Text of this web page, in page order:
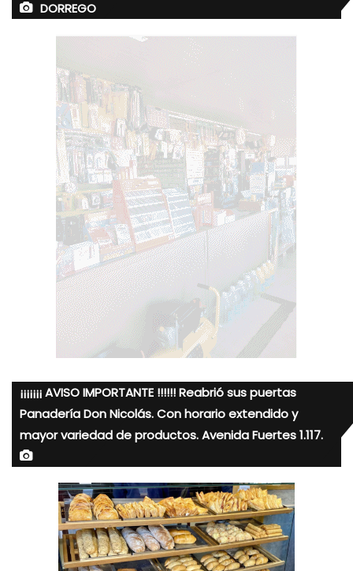
DORREGO
¡¡¡¡¡¡¡ AVISO IMPORTANTE !!!!!! Reabrió sus puertas
Panadería Don Nicolás. Con horario extendido y
mayor variedad de productos. Avenida Fuertes 1.117.